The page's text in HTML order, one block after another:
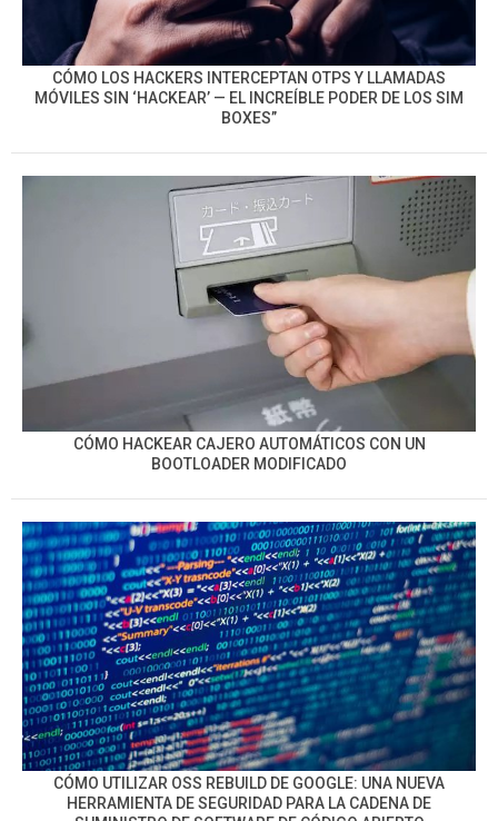
CÓMO LOS HACKERS INTERCEPTAN OTPS Y LLAMADAS
MÓVILES SIN ‘HACKEAR’ — EL INCREÍBLE PODER DE LOS SIM
BOXES”
CÓMO HACKEAR CAJERO AUTOMÁTICOS CON UN
BOOTLOADER MODIFICADO
CÓMO UTILIZAR OSS REBUILD DE GOOGLE: UNA NUEVA
HERRAMIENTA DE SEGURIDAD PARA LA CADENA DE